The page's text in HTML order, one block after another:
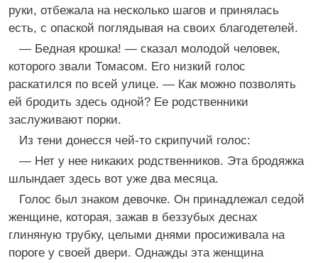
руки, отбежала на несколько шагов и принялась
есть, с опаской поглядывая на своих благодетелей.
— Бедная крошка! — сказал молодой человек,
которого звали Томасом. Его низкий голос
раскатился по всей улице. — Как можно позволять
ей бродить здесь одной? Ее родственники
заслуживают порки.
Из тени донесся чей-то скрипучий голос:
— Нет у нее никаких родственников. Эта бродяжка
шлындает здесь вот уже два месяца.
Голос был знаком девочке. Он принадлежал седой
женщине, которая, зажав в беззубых деснах
глиняную трубку, целыми днями просиживала на
пороге у своей двери. Однажды эта женщина